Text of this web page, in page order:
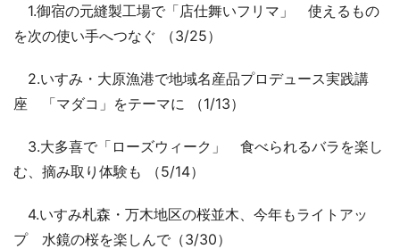
1.御宿の元縫製工場で「店仕舞いフリマ」 使えるもの
を次の使い手へつなぐ （3/25）
2.いすみ・大原漁港で地域名産品プロデュース実践講
座 「マダコ」をテーマに （1/13）
3.大多喜で「ローズウィーク」 食べられるバラを楽し
む、摘み取り体験も （5/14）
4.いすみ札森・万木地区の桜並木、今年もライトアッ
プ 水鏡の桜を楽しんで（3/30）